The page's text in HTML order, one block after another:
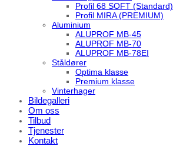
Profil 68 SOFT (Standard)
Profil MIRA (PREMIUM)
Aluminium
ALUPROF MB-45
ALUPROF MB-70
ALUPROF MB-78EI
Ståldører
Optima klasse
Premium klasse
Vinterhager
Bildegalleri
Om oss
Tilbud
Tjenester
Kontakt